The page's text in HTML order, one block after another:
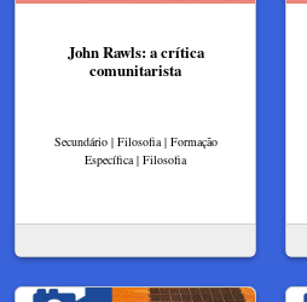
John Rawls: a crítica
comunitarista
Secundário | Filosofia | Formação
Específica | Filosofia